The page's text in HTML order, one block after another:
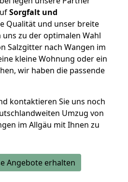
Sorgfalt und
Qualität und unser breite
zu der optimalen Wahl
Salzgitter nach Wangen im
kleine Wohnung oder ein
wir haben die passende
kontaktieren Sie uns noch
Umzug von
im Allgäu mit Ihnen zu
Angebote erhalten